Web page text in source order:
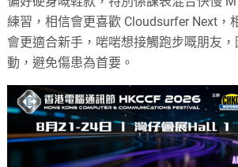
練習，相信會更喜歡 Cloudsurfer Next，
會更適合新手，啱啱想接觸跑步嘅朋友
動，避免傷患為首要。